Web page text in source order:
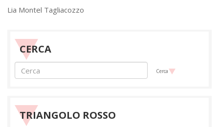
Lia Montel Tagliacozzo
CERCA
Cerca
TRIANGOLO ROSSO